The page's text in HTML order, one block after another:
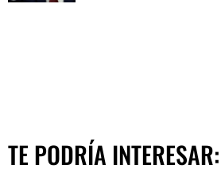
TE PODRÍA INTERESAR: